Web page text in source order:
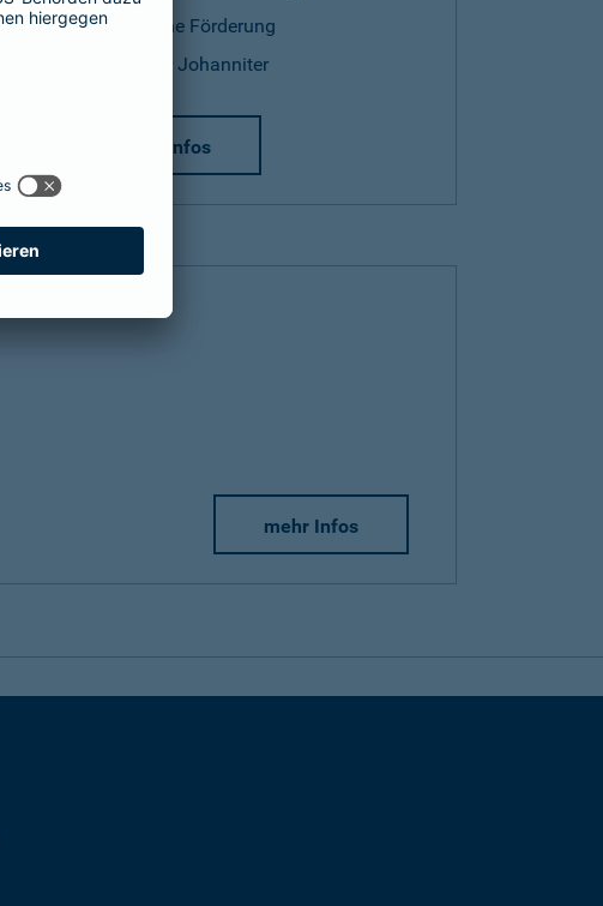
staatliche Förderung
Hilfe der Johanniter
mehr Infos
mehr Infos